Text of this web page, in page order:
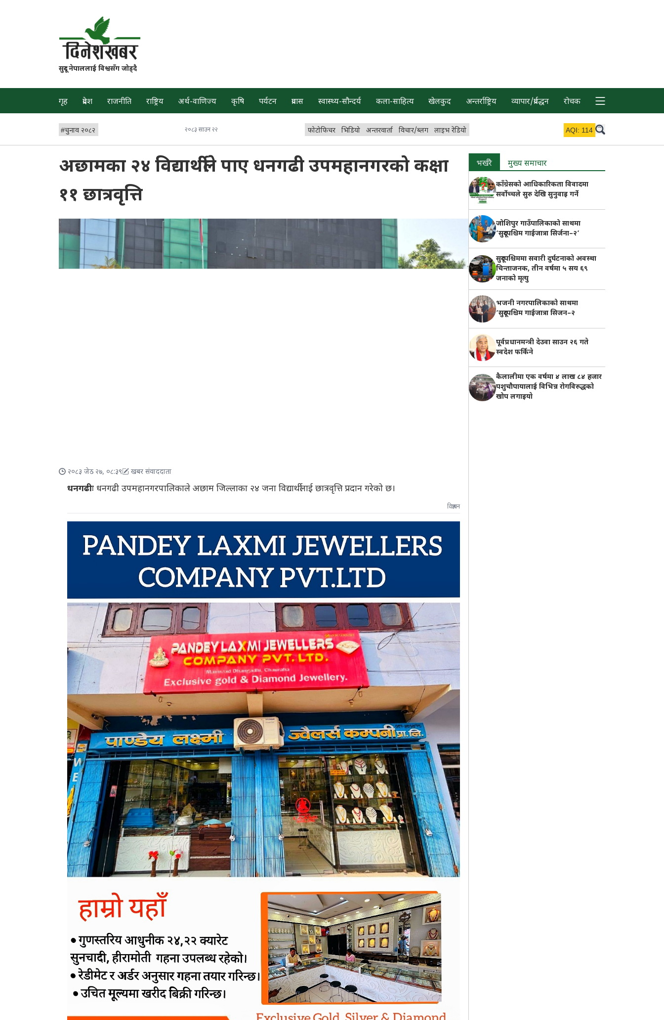
सुदूर नेपाललाई विश्वसँग जोड्दै
गृह प्रदेश राजनीति राष्ट्रिय अर्थ-वाणिज्य कृषि पर्यटन प्रवास स्वास्थ्य-सौन्दर्य कला-साहित्य खेलकुद अन्तर्राष्ट्रिय व्यापार/प्रर्वद्धन रोचक
#चुनाव २०८२ २०८३ साउन २२ फोटोफिचर भिडियो अन्तरवार्ता विचार/ब्लग लाइभ रेडियो AQI: 114
अछामका २४ विद्यार्थीले पाए धनगढी उपमहानगरको कक्षा
११ छात्रवृत्ति
२०८३ जेठ २७, ०८:३९ खबर संवाददाता
धनगढीःधनगढी उपमहानगरपालिकाले अछाम जिल्लाका २४ जना विद्यार्थीलाई छात्रवृत्ति प्रदान गरेको छ।
विज्ञापन
भर्खरै मुख्य समाचार
काँग्रेसको आधिकारिकता विवादमा
सर्वोच्चले सुरु देखि सुनुवाइ गर्ने
जोशिपुर गाउँपालिकाको साथमा
‘सुदूरपश्चिम गाईजात्रा सिर्जना–२’
सुदूरपश्चिममा सवारी दुर्घटनाको अवस्था
चिन्ताजनक, तीन वर्षमा ५ सय ६९
जनाको मृत्यु
भजनी नगरपालिकाको साथमा
‘सुदूरपश्चिम गाईजात्रा सिजन–२
पूर्वप्रधानमन्त्री देउवा साउन २६ गते
स्वदेश फर्किने
कैलालीमा एक वर्षमा ४ लाख ८४ हजार
पशुचौपायालाई विभिन्न रोगविरुद्धको
खोप लगाइयाे